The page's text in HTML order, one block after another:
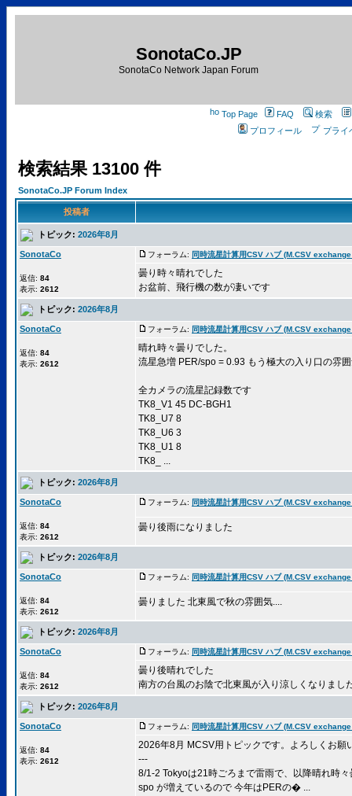
SonotaCo.JP
SonotaCo Network Japan Forum
Top Page FAQ
検索
プロフィール
プライ
検索結果 13100 件
SonotaCo.JP Forum Index
投稿者
トピック: 2026年8月
SonotaCo
返信: 84
表示: 2612
フォーラム: 同時流星計算用CSV ハブ (M.CSV
曇り時々晴れでした
お盆前、飛行機の数が凄いです
トピック: 2026年8月
SonotaCo
返信: 84
表示: 2612
フォーラム: 同時流星計算用CSV ハブ (M.CSV
晴れ時々曇りでした。
流星急増 PER/spo = 0.93 もう極大の入り口の雰
全カメラの流星記録数です
TK8_V1 45 DC-BGH1
TK8_U7 8
TK8_U6 3
TK8_U1 8
TK8_ ...
トピック: 2026年8月
SonotaCo
返信: 84
表示: 2612
フォーラム: 同時流星計算用CSV ハブ (M.CSV
曇り後雨になりました
トピック: 2026年8月
SonotaCo
返信: 84
表示: 2612
フォーラム: 同時流星計算用CSV ハブ (M.CSV
曇りました 北東風で秋の雰囲気....
トピック: 2026年8月
SonotaCo
返信: 84
表示: 2612
フォーラム: 同時流星計算用CSV ハブ (M.CSV
曇り後晴れでした
南方の台風のお陰で北東風が入り涼しくなりまし
トピック: 2026年8月
SonotaCo
返信: 84
表示: 2612
フォーラム: 同時流星計算用CSV ハブ (M.CSV
2026年8月 MCSV用トピックです。よろしくお願
---
8/1-2 Tokyoは21時ごろまで雷雨で、以降晴れ時
spo が増えているので 今年はPERの� ...